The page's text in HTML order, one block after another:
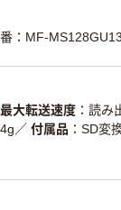
：MF-
最大転送速度 読み
／ 付属品
SD変